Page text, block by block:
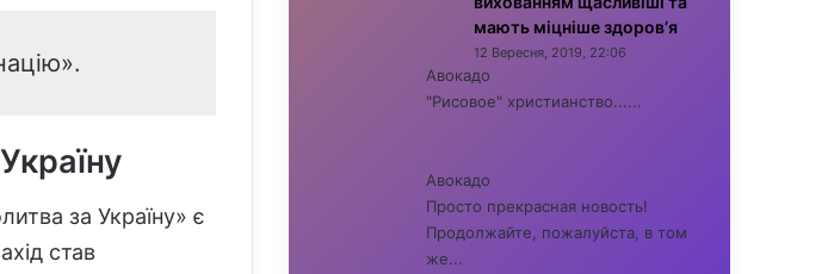
за Україну» є
став
мають міцніше здоров’я
12 Вересня, 2019, 22:06
Авокадо
"Рисовое" христианство......
Авокадо
Просто прекрасная новость!
Продолжайте, пожалуйста, в том
же...